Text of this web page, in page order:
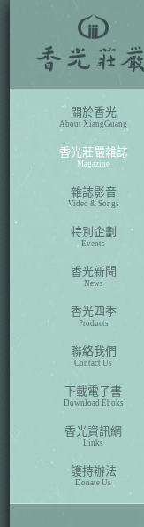
關於香光
About XiangGuang
香光莊嚴雜誌
Magazine
雜誌影音
Video & Songs
特別企劃
Events
香光新聞
News
香光四季
Products
聯絡我們
Contact Us
下載電子書
Download Eboks
香光資訊網
Links
護持辦法
Donate Us